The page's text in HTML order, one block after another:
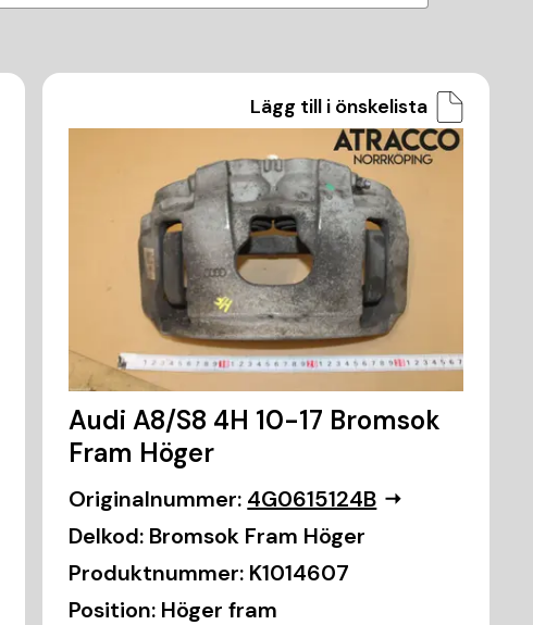
Lägg till i önskelista
Audi A8/S8 4H 10-17 Bromsok
Fram Höger
Originalnummer: 4G0615124B
Delkod: Bromsok Fram Höger
Produktnummer: K1014607
Position: Höger fram